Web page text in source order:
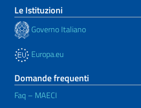
Le Istituzioni
Governo Italiano
Europa.eu
Domande frequenti
Faq – MAECI